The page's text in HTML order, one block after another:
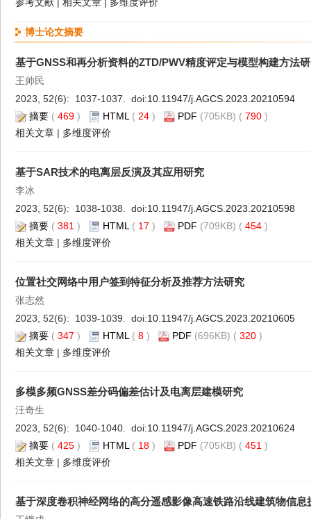
博士论文摘要
基于GNSS和再分析资料的ZTD/PWV精度评定与模型构建方法
王帅民
2023, 52(6): 1037-1037. doi:10.11947/j.AGCS.2023.20210594
摘要 ( 469 ) HTML ( 24 ) PDF (705KB) ( 790 )
相关文章 | 多维度评价
基于SAR技术的电离层反演及其应用研究
李冰
2023, 52(6): 1038-1038. doi:10.11947/j.AGCS.2023.20210598
摘要 ( 381 ) HTML ( 17 ) PDF (709KB) ( 454 )
相关文章 | 多维度评价
位置社交网络中用户签到特征分析及推荐方法研究
张志然
2023, 52(6): 1039-1039. doi:10.11947/j.AGCS.2023.20210605
摘要 ( 347 ) HTML ( 8 ) PDF (696KB) ( 320 )
相关文章 | 多维度评价
多模多频GNSS差分码偏差估计及电离层建模研究
汪奇生
2023, 52(6): 1040-1040. doi:10.11947/j.AGCS.2023.20210624
摘要 ( 425 ) HTML ( 18 ) PDF (705KB) ( 451 )
相关文章 | 多维度评价
基于深度卷积神经网络的高分遥感影像高速铁路沿线建筑物信息